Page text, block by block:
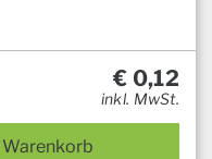
€ 0,12
inkl. MwSt.
Warenkorb